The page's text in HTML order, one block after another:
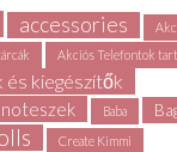
accessories
Akciós Telefontok
kiegészítők
Baba
Create Kimmi